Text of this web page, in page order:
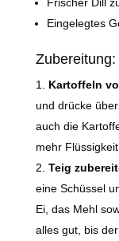
Eingelegtes
Zubereitung:
Kartoffeln
und drücke
auch die
mehr
Teig
eine Schüssel
Ei, das Mehl
alles gut, bis